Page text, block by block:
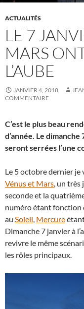
ACTUALITÉS
LE 7
MARS
L’AUBE
JANVIER 4, 2018
COMMENTAIRE
C’est le plus beau
d’année. Le
seront serrées l’une
Le 5 octobre dernier je
Vénus et Mars, un très
seconde et la
numéro étant fonction
au Soleil, Mercure
Dimanche 7 janvier à
revivre le même
les rôles principaux.